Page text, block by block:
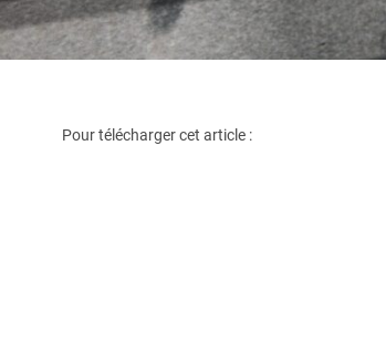
Pour télécharger cet article :